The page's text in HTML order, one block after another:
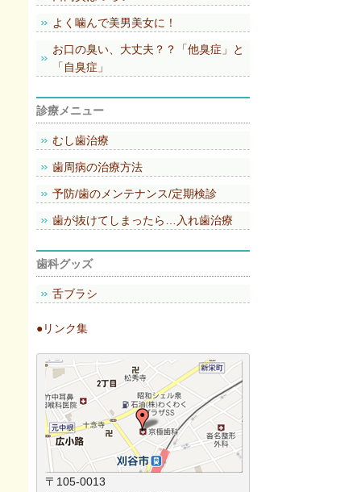
よく噛んで美男美女に！
お口の臭い、大丈夫？？「他臭症」と
「自臭症」
診療メニュー
むし歯治療
歯周病の治療方法
予防/歯のメンテナンス/定期検診
歯が抜けてしまったら…入れ歯治療
歯科グッズ
舌ブラシ
●リンク集
〒105-0013